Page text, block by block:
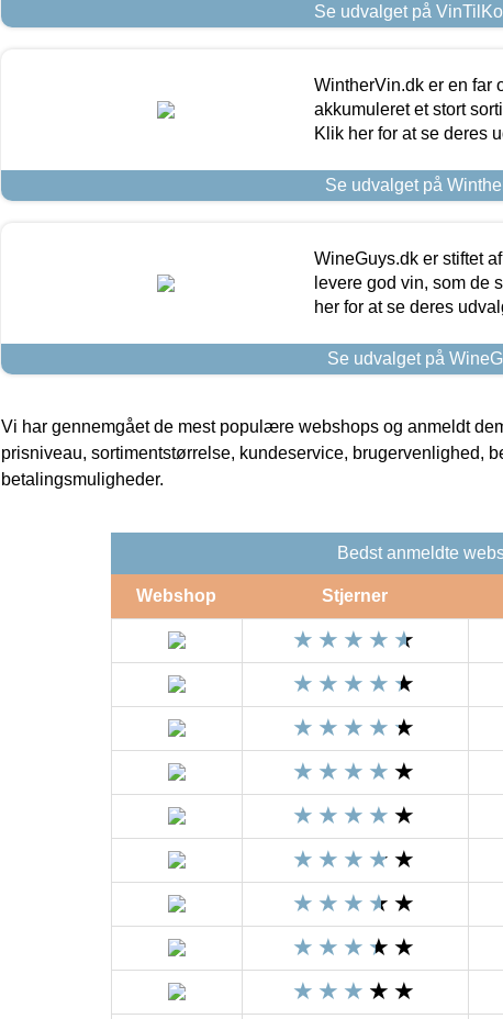
Se udvalget på
WintherVin.dk er en far
akkumuleret et stort
Klik her for at se deres
Se udvalget på
WineGuys.dk er stiftet
levere god vin, som de
her for at se deres
Se udvalget på
Vi har gennemgået de mest populære webshops og anmeldt
prisniveau, sortimentstørrelse, kundeservice, brugervenlighed,
betalingsmuligheder.
Bedst anmeldte
Webshop Stjerner